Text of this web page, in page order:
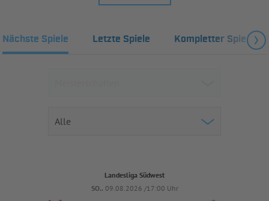
Nächste Spiele Letzte Spiele Kompletter Spielplan
Landesliga Südwest
SO.. 09.08.2026 /17:00 Uhr